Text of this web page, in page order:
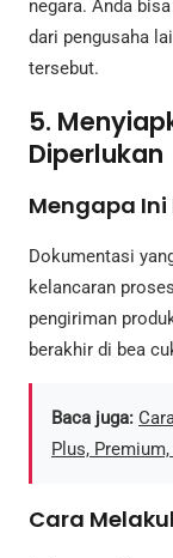
negara. Anda
dari pengusaha
tersebut.
5.
Diperlukan
Mengapa Ini
Dokumentasi
kelancaran
pengiriman
berakhir di bea
Baca juga:
Plus,
Cara